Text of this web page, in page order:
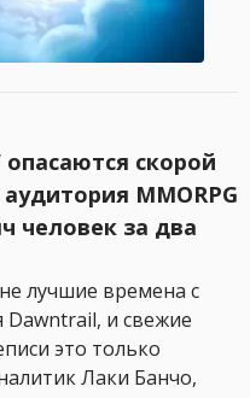
скорой
MMORPG
человек за два
лучшие времена с
и свежие
это только
Лаки Банчо,